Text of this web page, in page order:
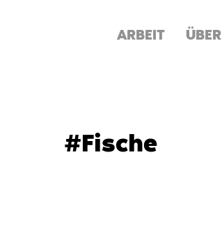
ARBEIT ÜBER
#Fische